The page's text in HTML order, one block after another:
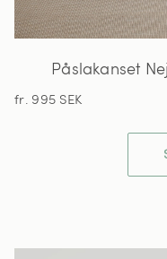
Påslakanset
fr. 995 SEK